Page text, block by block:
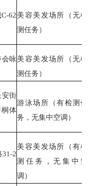
C-62美容美发场所（无检
测任务）
咏美容美发场所（无检
测任务）
安街
体
游泳场所（有检测任
务，无集中空调）
31-2
美容美发场所（有检
测任务，无集中空
调）